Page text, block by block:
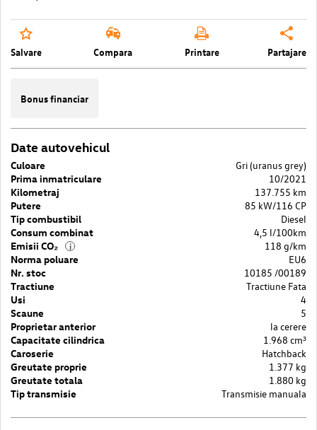
Salvare Compara Printare Partajare
Bonus financiar
Date autovehicul
Culoare
Gri (uranus grey)
Prima inmatriculare
10/2021
Kilometraj
137.755 km
Putere
85 kW/116 CP
Tip combustibil
Diesel
Consum combinat
4,5 l/100km
Emisii CO₂
i
118 g/km
Norma poluare
EU6
Nr. stoc
10185 /00189
Tractiune
Tractiune Fata
Usi
4
Scaune
5
Proprietar anterior
la cerere
Capacitate cilindrica
1.968 cm³
Caroserie
Hatchback
Greutate proprie
1.377 kg
Greutate totala
1.880 kg
Tip transmisie
Transmisie manuala